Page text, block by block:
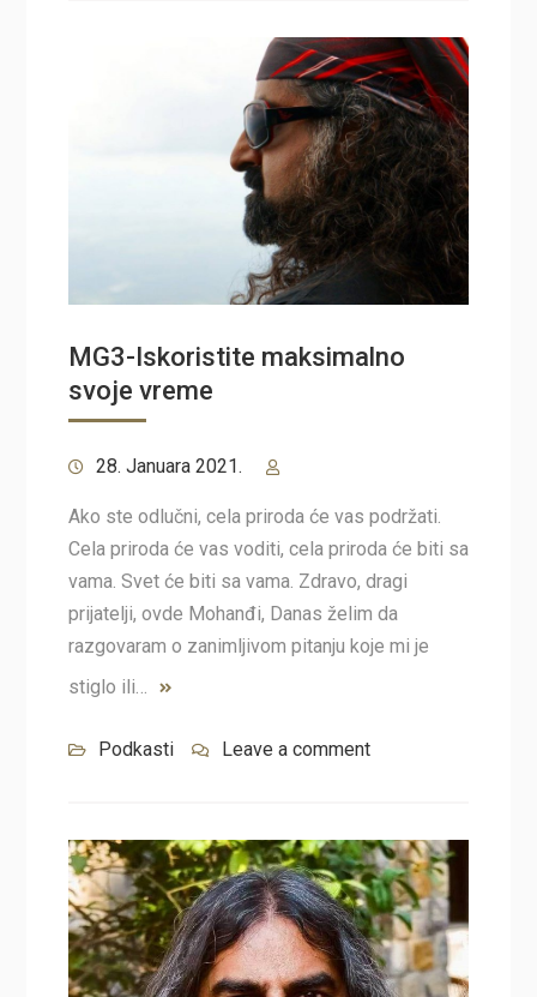
MG3-Iskoristite maksimalno
svoje vreme
28. Januara 2021.
Ako ste odlučni, cela priroda će vas podržati.
Cela priroda će vas voditi, cela priroda će biti sa
vama. Svet će biti sa vama. Zdravo, dragi
prijatelji, ovde Mohanđi, Danas želim da
razgovaram o zanimljivom pitanju koje mi je
stiglo ili…
Podkasti Leave a comment